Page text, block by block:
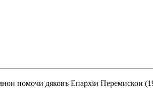
помочи дяковъ Епархіи Перемискои